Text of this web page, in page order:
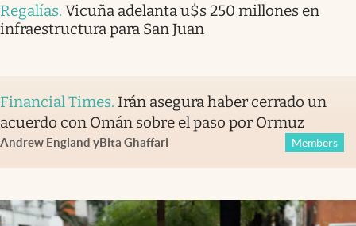
Regalías. Vicuña adelanta u$s 250 millones en
infraestructura para San Juan
Financial Times. Irán asegura haber cerrado un
acuerdo con Omán sobre el paso por Ormuz
Andrew England yBita Ghaffari Members